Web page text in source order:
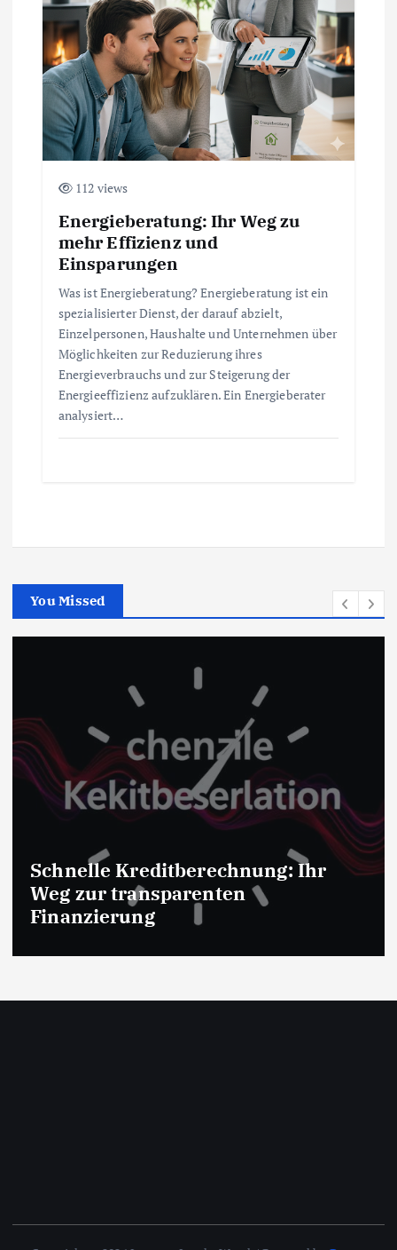
o
n
112 views
Energieberatung: Ihr Weg zu
mehr Effizienz und
Einsparungen
Was ist Energieberatung? Energieberatung ist ein
spezialisierter Dienst, der darauf abzielt,
Einzelpersonen, Haushalte und Unternehmen über
Möglichkeiten zur Reduzierung ihres
Energieverbrauchs und zur Steigerung der
Energieeffizienz aufzuklären. Ein Energieberater
analysiert…
You Missed
TGA Planung Deutschland:
Effizienz und Nachhaltigkeit im
Fokus